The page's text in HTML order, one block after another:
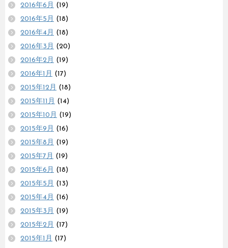
2016年6月 (19)
2016年5月 (18)
2016年4月 (18)
2016年3月 (20)
2016年2月 (19)
2016年1月 (17)
2015年12月 (18)
2015年11月 (14)
2015年10月 (19)
2015年9月 (16)
2015年8月 (19)
2015年7月 (19)
2015年6月 (18)
2015年5月 (13)
2015年4月 (16)
2015年3月 (19)
2015年2月 (17)
2015年1月 (17)